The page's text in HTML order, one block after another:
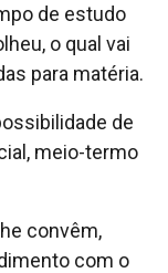
de estudo
o qual vai
para matéria.
de
meio-termo
convêm,
com o